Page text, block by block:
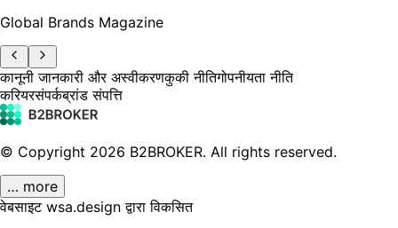
Global Brands Magazine
कानूनी जानकारी और अस्वीकरणकुकी नीतिगोपनीयता नीति
करियरसंपर्कब्रांड संपत्ति
© Copyright 2026 B2BROKER. All rights reserved.
… more
वेबसाइट wsa.design द्वारा विकसित